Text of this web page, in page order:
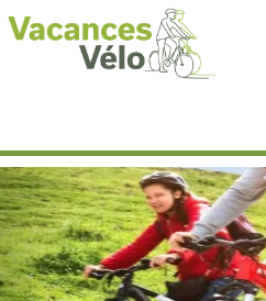
Ne manquez aucune aventure,
Previous